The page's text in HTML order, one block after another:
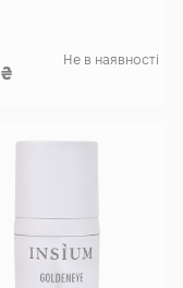
₴
Не в наявності